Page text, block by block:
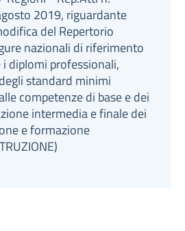
2019, riguardante
del Repertorio
nazionali di riferimento
diplomi professionali,
standard minimi
competenze di base e dei
intermedia e finale dei
e formazione